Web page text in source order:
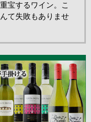
宝するワイン。こ
て失敗もありませ